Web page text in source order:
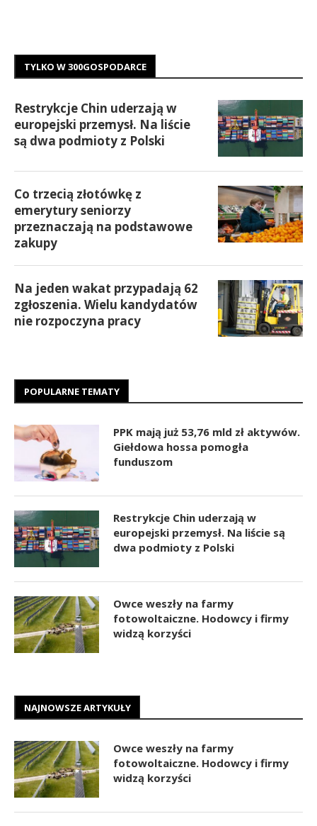
TYLKO W 300GOSPODARCE
Restrykcje Chin uderzają w
europejski przemysł. Na liście
są dwa podmioty z Polski
Co trzecią złotówkę z
emerytury seniorzy
przeznaczają na podstawowe
zakupy
Na jeden wakat przypadają 62
zgłoszenia. Wielu kandydatów
nie rozpoczyna pracy
POPULARNE TEMATY
PPK mają już 53,76 mld zł aktywów.
Giełdowa hossa pomogła
funduszom
Restrykcje Chin uderzają w
europejski przemysł. Na liście są
dwa podmioty z Polski
Owce weszły na farmy
fotowoltaiczne. Hodowcy i firmy
widzą korzyści
NAJNOWSZE ARTYKUŁY
Owce weszły na farmy
fotowoltaiczne. Hodowcy i firmy
widzą korzyści